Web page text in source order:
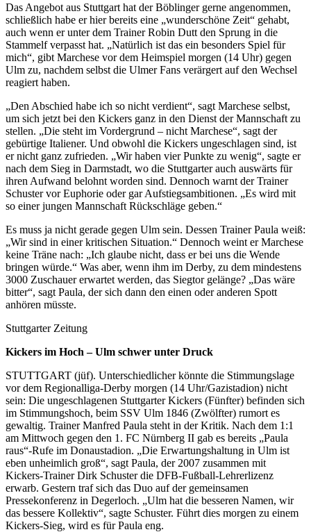
Das Angebot aus Stuttgart hat der Böblinger gerne angenommen,
schließlich habe er hier bereits eine „wunderschöne Zeit“ gehabt,
auch wenn er unter dem Trainer Robin Dutt den Sprung in die
Stammelf verpasst hat. „Natürlich ist das ein besonders Spiel für
mich“, gibt Marchese vor dem Heimspiel morgen (14 Uhr) gegen
Ulm zu, nachdem selbst die Ulmer Fans verärgert auf den Wechsel
reagiert haben.
„Den Abschied habe ich so nicht verdient“, sagt Marchese selbst,
um sich jetzt bei den Kickers ganz in den Dienst der Mannschaft zu
stellen. „Die steht im Vordergrund – nicht Marchese“, sagt der
gebürtige Italiener. Und obwohl die Kickers ungeschlagen sind, ist
er nicht ganz zufrieden. „Wir haben vier Punkte zu wenig“, sagte er
nach dem Sieg in Darmstadt, wo die Stuttgarter auch auswärts für
ihren Aufwand belohnt worden sind. Dennoch warnt der Trainer
Schuster vor Euphorie oder gar Aufstiegsambitionen. „Es wird mit
so einer jungen Mannschaft Rückschläge geben.“
Es muss ja nicht gerade gegen Ulm sein. Dessen Trainer Paula weiß:
„Wir sind in einer kritischen Situation.“ Dennoch weint er Marchese
keine Träne nach: „Ich glaube nicht, dass er bei uns die Wende
bringen würde.“ Was aber, wenn ihm im Derby, zu dem mindestens
3000 Zuschauer erwartet werden, das Siegtor gelänge? „Das wäre
bitter“, sagt Paula, der sich dann den einen oder anderen Spott
anhören müsste.
Stuttgarter Zeitung
Kickers im Hoch – Ulm schwer unter Druck
STUTTGART (jüf). Unterschiedlicher könnte die Stimmungslage
vor dem Regionalliga-Derby morgen (14 Uhr/Gazistadion) nicht
sein: Die ungeschlagenen Stuttgarter Kickers (Fünfter) befinden sich
im Stimmungshoch, beim SSV Ulm 1846 (Zwölfter) rumort es
gewaltig. Trainer Manfred Paula steht in der Kritik. Nach dem 1:1
am Mittwoch gegen den 1. FC Nürnberg II gab es bereits „Paula
raus“-Rufe im Donaustadion. „Die Erwartungshaltung in Ulm ist
eben unheimlich groß“, sagt Paula, der 2007 zusammen mit
Kickers-Trainer Dirk Schuster die DFB-Fußball-Lehrerlizenz
erwarb. Gestern traf sich das Duo auf der gemeinsamen
Pressekonferenz in Degerloch. „Ulm hat die besseren Namen, wir
das bessere Kollektiv“, sagte Schuster. Führt dies morgen zu einem
Kickers-Sieg, wird es für Paula eng.